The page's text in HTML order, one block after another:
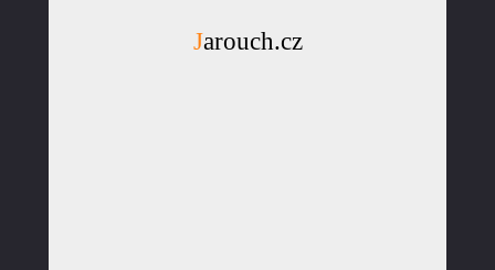
Jarouch.cz